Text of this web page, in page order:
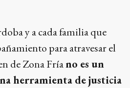
y a cada familia que
para atravesar el
de Zona Fríano es un
herramienta de justicia